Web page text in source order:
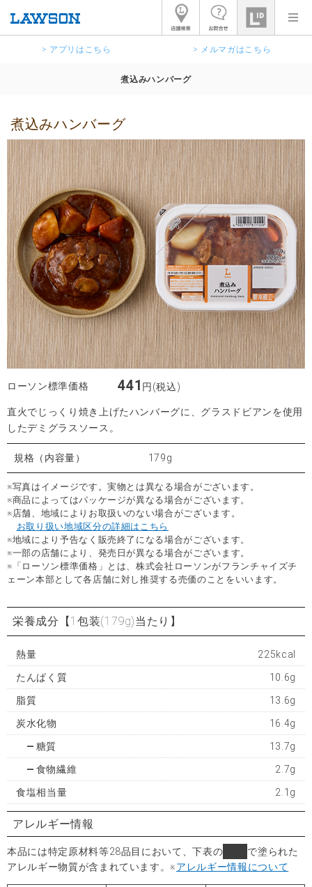
> アプリはこちら > メルマガはこちら
煮込みハンバーグ
煮込みハンバーグ
ローソン標準価格 441 円(税込)
直火でじっくり焼き上げたハンバーグに、グラスドビアンを使用
したデミグラスソース。
規格（内容量） 179g
※写真はイメージです。実物とは異なる場合がございます。
※商品によってはパッケージが異なる場合がございます。
※店舗、地域によりお取扱いのない場合がございます。
お取り扱い地域区分の詳細はこちら
※地域により予告なく販売終了になる場合がございます。
※一部の店舗により、発売日が異なる場合がございます。
※「ローソン標準価格」とは、株式会社ローソンがフランチャイズチ
ェーン本部として各店舗に対し推奨する売価のことをいいます。
栄養成分 【1包装(179g)当たり】
熱量 225kcal
たんぱく質 10.6g
脂質 13.6g
炭水化物 16.4g
糖質 13.7g
食物繊維 2.7g
食塩相当量 2.1g
アレルギー情報
本品には特定原材料等28品目において、下表の
で塗られた
アレルギー物質が含まれています。※アレルギー情報について